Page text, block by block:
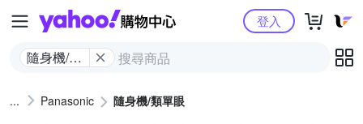
Yahoo購物中心
隨身機/類
登入
Panasonic 隨身機/類單眼